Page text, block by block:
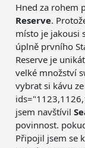
Hned za rohem
Reserve.
místo je jakousi
úplně prvního
Reserve je
velké množství
vybrat si kávu
jsem navštívil
povinnost.
Připojil jsem se